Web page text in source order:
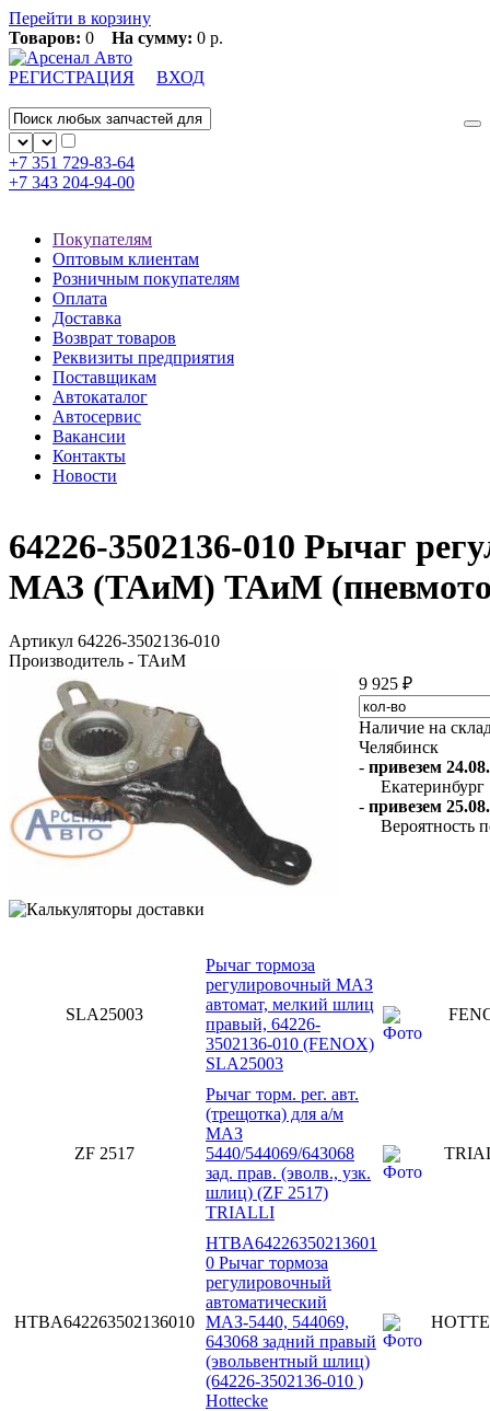
Перейти в корзину
Товаров: 0 На сумму: 0 р.
РЕГИСТРАЦИЯ ВХОД
+7 351 729-83-64
+7 343 204-94-00
Покупателям
Оптовым клиентам
Розничным покупателям
Оплата
Доставка
Возврат товаров
Реквизиты предприятия
Поставщикам
Автокаталог
Автосервис
Вакансии
Контакты
Новости
64226-3502136-010 Рычаг
МАЗ (ТАиМ) ТАиМ
Артикул 64226-3502136-010
Производитель - ТАиМ
9 925 ₽
Наличие на
Челябинск
- привезем
Екатеринбург
- привезем
Вероятность
SLA25003
Рычаг тормоза
регулировочный МАЗ
автомат, мелкий шлиц
правый, 64226-
3502136-010 (FENOX)
SLA25003
ZF 2517
Рычаг торм. рег. авт.
(трещотка) для а/м
МАЗ
5440/544069/643068
зад. прав. (эволв., узк.
шлиц) (ZF 2517)
TRIALLI
HTBA642263502136010
HTBA64226350213601
0 Рычаг тормоза
регулировочный
автоматический
МАЗ-5440, 544069,
643068 задний правый
(эвольвентный шлиц)
(64226-3502136-010 )
Hottecke